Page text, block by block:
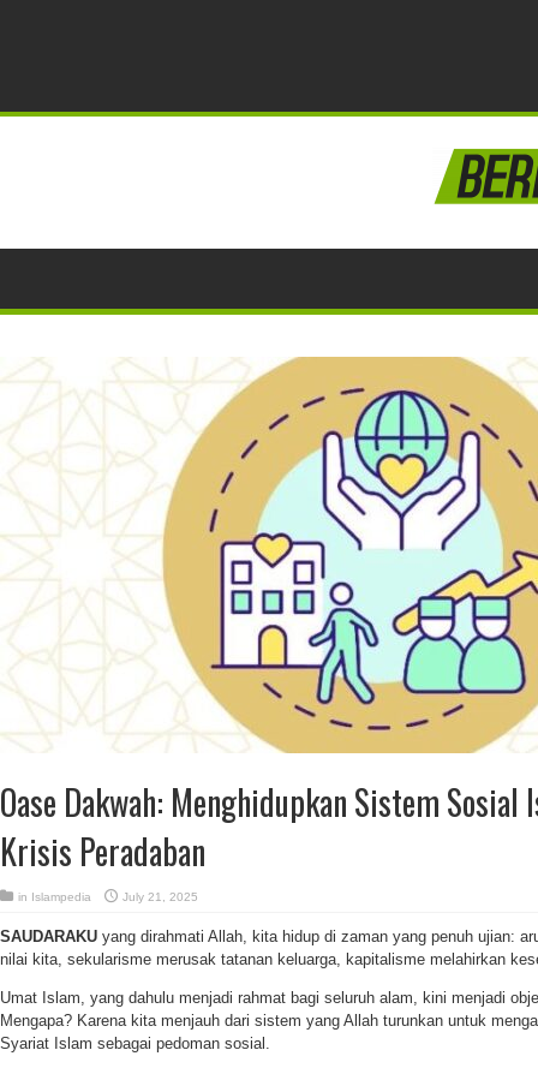
Oase Dakwah: Menghidupkan Sistem Sosial
Krisis Peradaban
in Islampedia July 21, 2025
SAUDARAKU yang dirahmati Allah, kita hidup di zaman yang penuh ujian:
nilai kita, sekularisme merusak tatanan keluarga, kapitalisme melahirkan
Umat Islam, yang dahulu menjadi rahmat bagi seluruh alam, kini menjadi
Mengapa? Karena kita menjauh dari sistem yang Allah turunkan untuk
Syariat Islam sebagai pedoman sosial.